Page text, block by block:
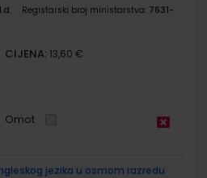
Registarski broj ministarstva: 7631-
CIJENA: 13,60 €
Omot
jezika u osmom razredu